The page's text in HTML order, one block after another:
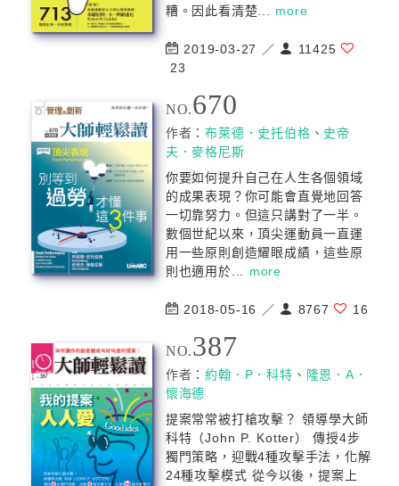
糟。因此看清楚... more
2019-03-27 ／
11425
23
NO.670
作者：布萊德．史托伯格 、 史帝
夫．麥格尼斯
你要如何提升自己在人生各個領域
的成果表現？你可能會直覺地回答
一切靠努力。但這只講對了一半。
數個世紀以來，頂尖運動員一直運
用一些原則創造耀眼成績，這些原
則也適用於... more
2018-05-16 ／ 8767 16
NO.387
作者：約翰．P．科特 、 隆恩．A．
懷海德
提案常常被打槍攻擊？ 領導學大師
科特（John P. Kotter） 傳授4步
獨門策略，迎戰4種攻擊手法，化解
24種攻擊模式 從今以後，提案上